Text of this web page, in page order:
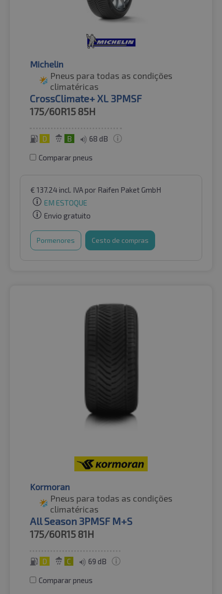
Michelin
Pneus para todas as condições
climatéricas
CrossClimate+ XL 3PMSF
175/60R15 85H
D B 68 dB
Comparar pneus
€ 137.24incl. IVApor Raifen Paket GmbH
EM ESTOQUE
Envio gratuito
Pormenores Cesto de compras
Kormoran
Pneus para todas as condições
climatéricas
All Season 3PMSF M+S
175/60R15 81H
D C 69 dB
Comparar pneus